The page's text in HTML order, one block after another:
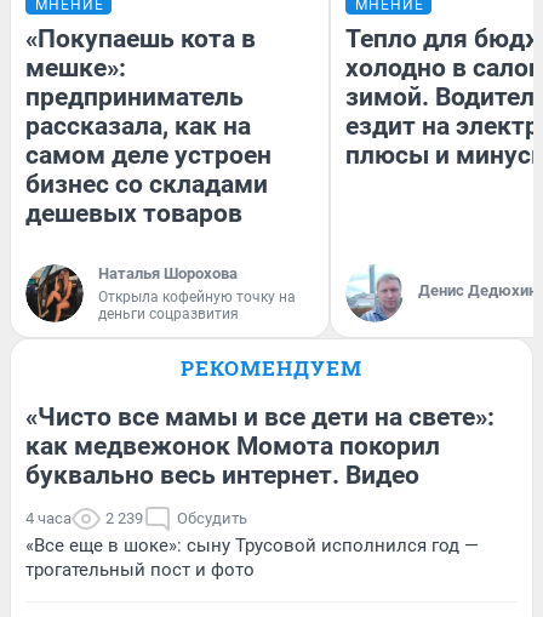
МНЕНИЕ
«Покупаешь кота в
мешке»:
предприниматель
рассказала, как на
самом деле устроен
бизнес со складами
дешевых товаров
Наталья Шорохова
Открыла кофейную точку на
деньги соцразвития
МНЕНИЕ
Тепло для
холодно в
зимой.
ездит на
плюсы и
Денис Дедюхин
РЕКОМЕНДУЕМ
«Чисто все мамы и все дети на свете»:
как медвежонок Момота покорил
буквально весь интернет. Видео
4 часа 2 239 Обсудить
«Все еще в шоке»: сыну Трусовой исполнился год —
трогательный пост и фото